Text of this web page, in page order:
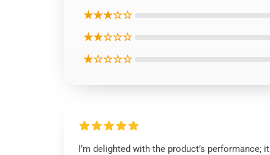
★★★☆☆
★★☆☆☆
★☆☆☆☆
I’m delighted with the product’s performance; it